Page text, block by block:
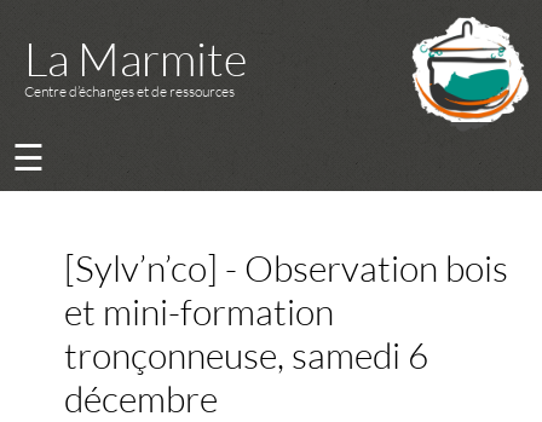
La Marmite
Centre d’échanges et de ressources
☰
[Sylv’n’co] - Observation bois
et mini-formation
tronçonneuse, samedi 6
décembre